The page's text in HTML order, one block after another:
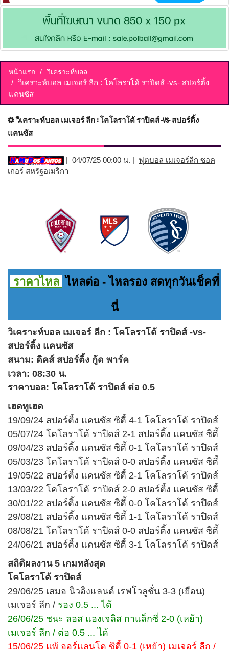
หน้าแรก วิเคราะห์บอล
วิเคราะห์บอล เมเจอร์ ลีก : โคโลราโด้ ราปิดส์ -vs- สปอร์ติ้ง
แคนซัส
วิเคราะห์บอล เมเจอร์ ลีก : โคโลราโด้ ราปิดส์ -vs- สปอร์ติ้ง
แคนซัส
| 04/07/25 00:00 น. | ฟุตบอล เมเจอร์ลีก ซอค
เกอร์ สหรัฐอเมริกา
ราคาไหล ไหลต่อ - ไหลรอง สดทุกวันเช็คที่
นี่
วิเคราะห์บอล เมเจอร์ ลีก : โคโลราโด้ ราปิดส์ -vs-
สปอร์ติ้ง แคนซัส
สนาม: ดิคส์ สปอร์ติ้ง กู้ด พาร์ค
เวลา: 08:30 น.
ราคาบอล: โคโลราโด้ ราปิดส์ ต่อ 0.5
เฮดทูเฮด
19/09/24 สปอร์ติ้ง แคนซัส ซิตี้ 4-1 โคโลราโด้ ราปิดส์
05/07/24 โคโลราโด้ ราปิดส์ 2-1 สปอร์ติ้ง แคนซัส ซิตี้
09/04/23 สปอร์ติ้ง แคนซัส ซิตี้ 0-1 โคโลราโด้ ราปิดส์
05/03/23 โคโลราโด้ ราปิดส์ 0-0 สปอร์ติ้ง แคนซัส ซิตี้
19/05/22 สปอร์ติ้ง แคนซัส ซิตี้ 2-1 โคโลราโด้ ราปิดส์
13/03/22 โคโลราโด้ ราปิดส์ 2-0 สปอร์ติ้ง แคนซัส ซิตี้
30/01/22 สปอร์ติ้ง แคนซัส ซิตี้ 0-0 โคโลราโด้ ราปิดส์
29/08/21 สปอร์ติ้ง แคนซัส ซิตี้ 1-1 โคโลราโด้ ราปิดส์
08/08/21 โคโลราโด้ ราปิดส์ 0-0 สปอร์ติ้ง แคนซัส ซิตี้
24/06/21 สปอร์ติ้ง แคนซัส ซิตี้ 3-1 โคโลราโด้ ราปิดส์
สถิติผลงาน 5 เกมหลังสุด
โคโลราโด้ ราปิดส์
29/06/25 เสมอ นิวอิงแลนด์ เรฟโวลูชั่น 3-3 (เยือน)
เมเจอร์ ลีก / รอง 0.5 ... ได้
26/06/25 ชนะ ลอส แองเจลิส กาแล็กซี่ 2-0 (เหย้า)
เมเจอร์ ลีก / ต่อ 0.5 ... ได้
15/06/25 แพ้ ออร์แลนโด ซิตี้ 0-1 (เหย้า) เมเจอร์ ลีก /